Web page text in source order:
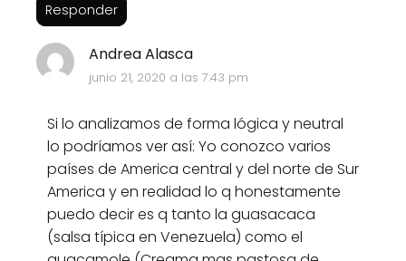
Responder
Andrea Alasca
junio 21, 2020 a las 7:43 pm
Si lo analizamos de forma lógica y neutral
lo podríamos ver así: Yo conozco varios
países de America central y del norte de Sur
America y en realidad lo q honestamente
puedo decir es q tanto la guasacaca
(salsa típica en Venezuela) como el